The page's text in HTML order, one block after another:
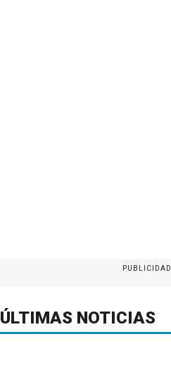
PUBLICIDAD
ÚLTIMAS NOTICIAS